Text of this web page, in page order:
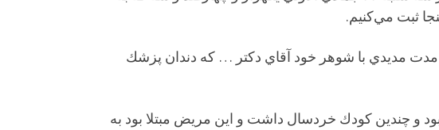
ثبت مي‌كنيم.
مديدي با شوهر خود آقاي دكتر … كه دندان پزشك
و چندين كودك خردسال داشت و اين مريض مبتلا بود به